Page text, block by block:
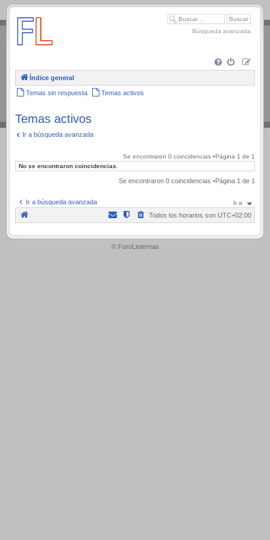
.
Búsqueda avanzada
Índice general
Temas sin respuesta Temas activos
Temas activos
Ir a búsqueda avanzada
Se encontraron 0 coincidencias •Página 1 de 1
No se encontraron coincidencias.
Se encontraron 0 coincidencias •Página 1 de 1
Ir a búsqueda avanzada Ir a
Todos los horarios son UTC+02:00
.
© ForoLinternas